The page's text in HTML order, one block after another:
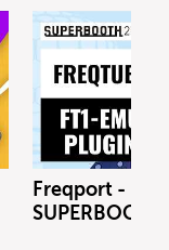
Freqport -